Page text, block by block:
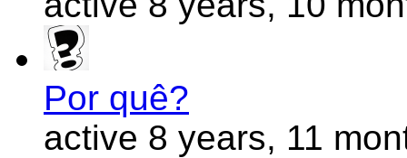
Por quê?
active 8 years, 11